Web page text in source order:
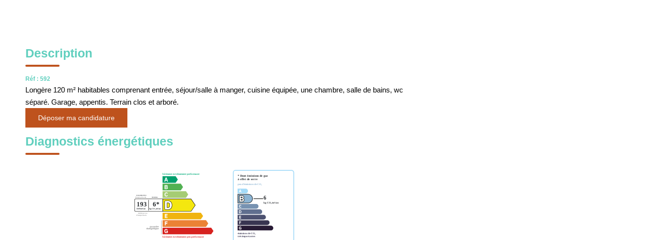
Description
Réf : 592
Longère 120 m² habitables comprenant entrée, séjour/salle à manger, cuisine équipée, une chambre, salle de bains, wc
séparé. Garage, appentis. Terrain clos et arboré.
Déposer ma candidature
Diagnostics énergétiques